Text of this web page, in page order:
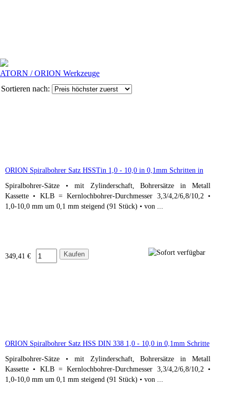
ATORN / ORION Werkzeuge
Sortieren nach:
ORION Spiralbohrer Satz HSSTin 1,0 - 10,0 in 0,1mm Schritten in
Spiralbohrer-Sätze • mit Zylinderschaft, Bohrersätze in Metall
Kassette • KLB = Kernlochbohrer-Durchmesser 3,3/4,2/6,8/10,2 •
1,0-10,0 mm um 0,1 mm steigend (91 Stück) • von ...
349,41 €
ORION Spiralbohrer Satz HSS DIN 338 1,0 - 10,0 in 0,1mm Schritte
Spiralbohrer-Sätze • mit Zylinderschaft, Bohrersätze in Metall
Kassette • KLB = Kernlochbohrer-Durchmesser 3,3/4,2/6,8/10,2 •
1,0-10,0 mm um 0,1 mm steigend (91 Stück) • von ...